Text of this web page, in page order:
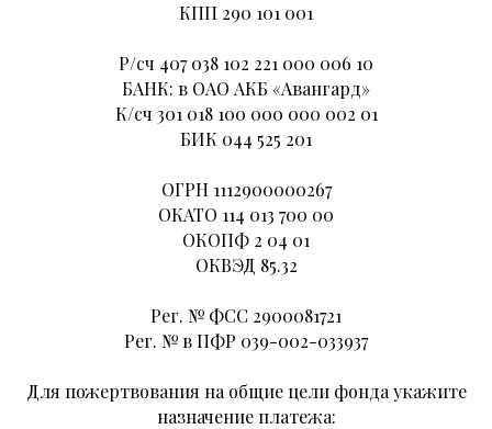
КПП 290 101 001
Р/сч 407 038 102 221 000 006 10
БАНК: в ОАО АКБ «Авангард»
К/сч 301 018 100 000 000 002 01
БИК 044 525 201
ОГРН 1112900000267
ОКАТО 114 013 700 00
ОКОПФ 2 04 01
ОКВЭД 85.32
Рег. № ФСС 2900081721
Рег. № в ПФР 039-002-033937
Для пожертвования на общие цели фонда укажите
назначение платежа: